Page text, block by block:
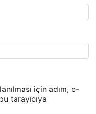
için adım, e-
tarayıcıya